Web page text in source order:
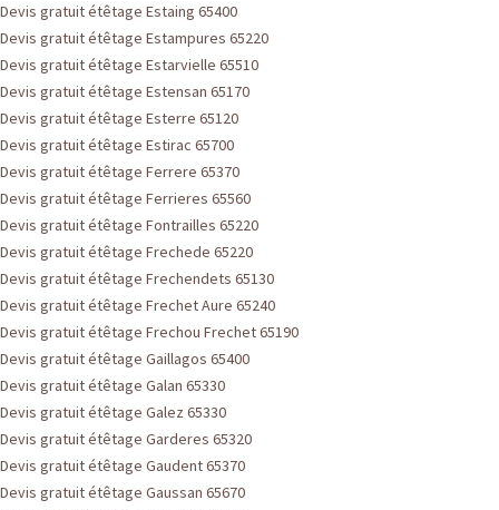
Devis gratuit étêtage Estaing 65400
Devis gratuit étêtage Estampures 65220
Devis gratuit étêtage Estarvielle 65510
Devis gratuit étêtage Estensan 65170
Devis gratuit étêtage Esterre 65120
Devis gratuit étêtage Estirac 65700
Devis gratuit étêtage Ferrere 65370
Devis gratuit étêtage Ferrieres 65560
Devis gratuit étêtage Fontrailles 65220
Devis gratuit étêtage Frechede 65220
Devis gratuit étêtage Frechendets 65130
Devis gratuit étêtage Frechet Aure 65240
Devis gratuit étêtage Frechou Frechet 65190
Devis gratuit étêtage Gaillagos 65400
Devis gratuit étêtage Galan 65330
Devis gratuit étêtage Galez 65330
Devis gratuit étêtage Garderes 65320
Devis gratuit étêtage Gaudent 65370
Devis gratuit étêtage Gaussan 65670